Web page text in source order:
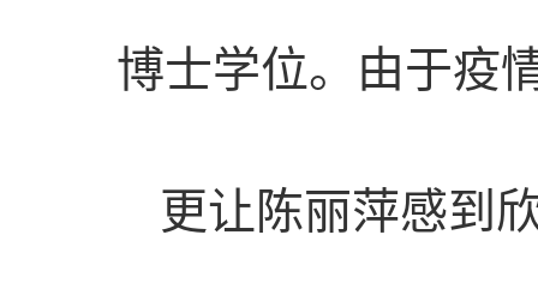
博士学位。由于疫
更让陈丽萍感到